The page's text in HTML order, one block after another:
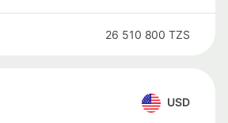
26 510 800 TZS
USD